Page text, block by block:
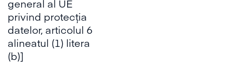
general al UE
privind protecția
datelor, articolul 6
alineatul (1) litera
(b)]